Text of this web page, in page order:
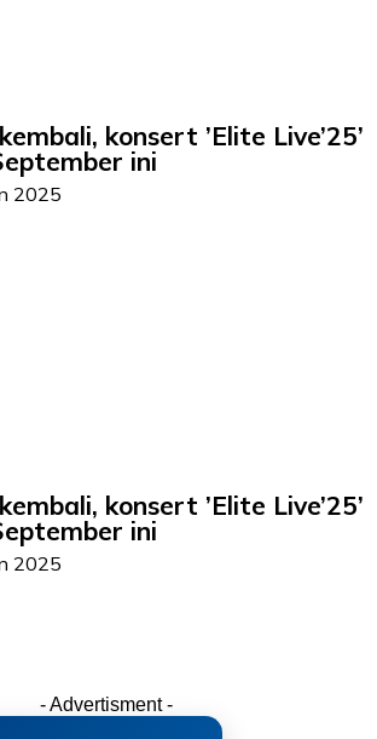
konsert ’Elite Live’25’
ini
2025
konsert ’Elite Live’25’
ini
2025
- Advertisment -